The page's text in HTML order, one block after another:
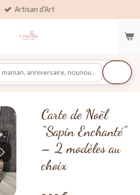
Artisan d'Art
Carte de Noël
“Sapin Enchanté”
– 2 modèles au
choix